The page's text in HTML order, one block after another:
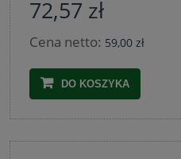
72,57 zł
Cena netto: 59,00 zł
DO KOSZYKA